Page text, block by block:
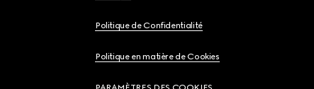
Politique de Confidentialité
Politique en matière de Cookies